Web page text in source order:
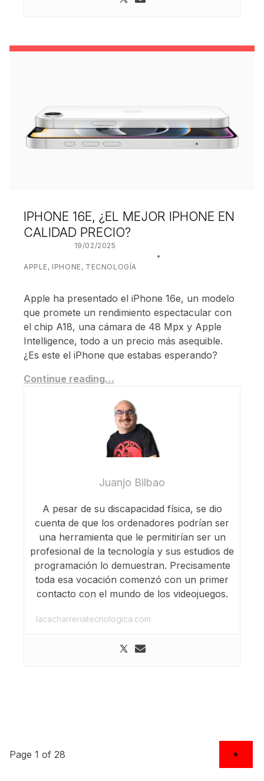
IPHONE 16E, ¿EL MEJOR IPHONE EN
CALIDAD PRECIO?
19/02/2025
APPLE, IPHONE, TECNOLOGÍA
Apple ha presentado el iPhone 16e, un modelo
que promete un rendimiento espectacular con
el chip A18, una cámara de 48 Mpx y Apple
Intelligence, todo a un precio más asequible.
¿Es este el iPhone que estabas esperando?
Continue reading…
Juanjo Bilbao
A pesar de su discapacidad física, se dio
cuenta de que los ordenadores podrían ser
una herramienta que le permitirían ser un
profesional de la tecnología y sus estudios de
programación lo demuestran. Precisamente
toda esa vocación comenzó con un primer
contacto con el mundo de los videojuegos.
lacacharreriatecnologica.com
»